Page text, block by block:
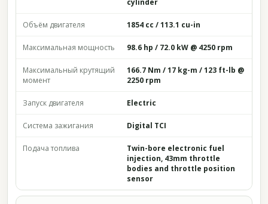
cylinder
Объём двигателя 1854 cc / 113.1 cu-in
Максимальная мощность 98.6 hp / 72.0 kW @ 4250 rpm
Максимальный крутящий
момент
166.7 Nm / 17 kg-m / 123 ft-lb @
2250 rpm
Запуск двигателя Electric
Система зажигания Digital TCI
Подача топлива
Twin-bore electronic fuel
injection, 43mm throttle
bodies and throttle position
sensor